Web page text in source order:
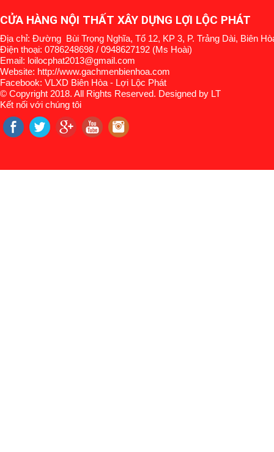
CỬA HÀNG NỘI THẤT XÂY DỰNG LỢI LỘC PHÁT
Địa chỉ: Đường Bùi Trọng Nghĩa, Tổ 12, KP 3, P. Trảng Dài, Biên
Điện thoại: 0786248698 / 0948627192 (Ms Hoài)
Email: loilocphat2013@gmail.com
Website: http://www.gachmenbienhoa.com
Facebook: VLXD Biên Hòa - Lợi Lộc Phát
© Copyright 2018. All Rights Reserved. Designed by LT
Kết nối với chúng tôi